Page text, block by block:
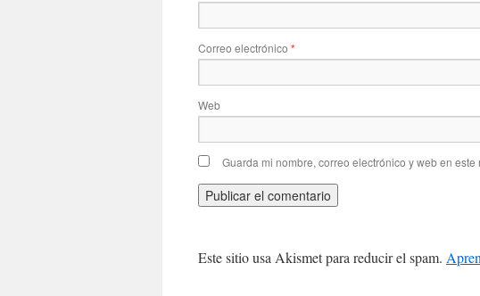
Correo electrónico *
Web
Guarda mi nombre, correo electrónico y web en
Este sitio usa Akismet para reducir el spam.